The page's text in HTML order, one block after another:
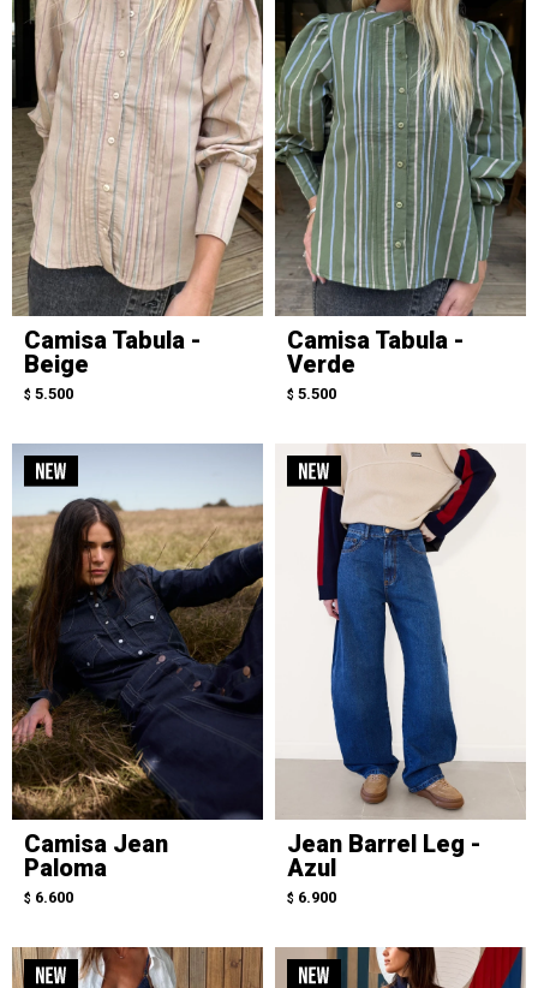
Camisa Tabula -
Beige
$ 5.500
Camisa Tabula -
Verde
$ 5.500
Camisa Jean
Paloma
$ 6.600
Jean Barrel Leg -
Azul
$ 6.900